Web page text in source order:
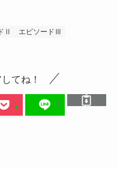
Ⅱ
エピソードⅢ
てね！